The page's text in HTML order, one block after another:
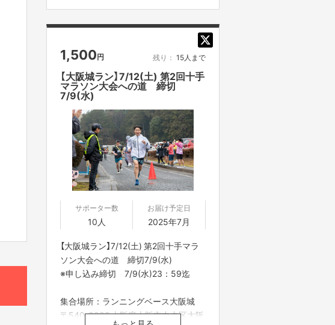
・迷惑メールの対策などでドメイン指
「@yoshimoto.co.jp」を受信設定して
ください。
・体温37.5℃以上のお客様は、ご入場
をお断りいたします。
https://www.pref.nara.jp/10392.htm
参加者の方に合わせて練習メニューを
組むので、初心者、上級者問いませ
ん。
※イベント時間
集合時間 9:00
開始時間 9:10
終了時間 11:00
※多少の時間変更の場合もございま
す。
【ご支援にあたってのご注意事項】
■応募のご注意
・雨天中止の場合がございます。開催
当日6:00に判断し、ご支援者の皆さま
に個別にてご連絡をさせて頂きます。
・中止の場合、開催日を変更してお知
らせ致します。変更した開催日に参加
できない方は、ランナーのサイン色紙
1,500円 残り： 15人まで
【大阪城ラン】7/12(土) 第2回十手
マラソン大会への道 締切
7/9(水)
サポーター数
10人
お届け予定日
2025年7月
【大阪城ラン】7/12(土) 第2回十手マラ
ソン大会への道 締切7/9(水)
※申し込み締切 7/9(水)23：59迄
集合場所：ランニングベース大阪城
〒540-0002 大阪府大阪市中央区大阪